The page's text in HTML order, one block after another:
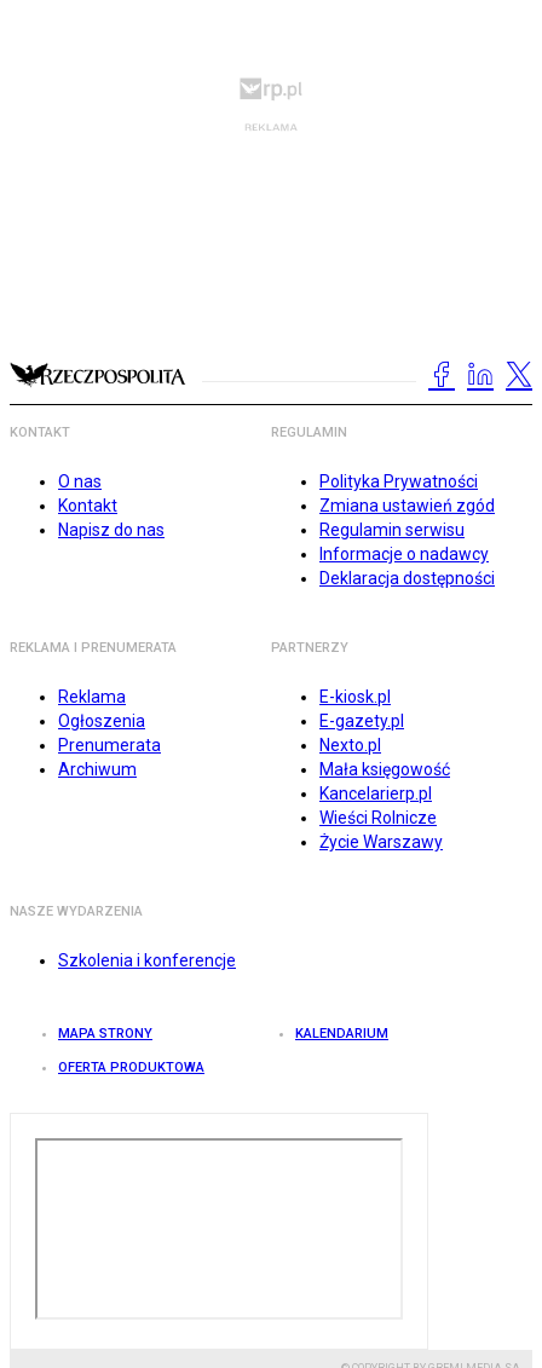
KONTAKT
O nas
Kontakt
Napisz do nas
REGULAMIN
Polityka Prywatności
Zmiana ustawień zgód
Regulamin serwisu
Informacje o nadawcy
Deklaracja dostępności
REKLAMA I PRENUMERATA
Reklama
Ogłoszenia
Prenumerata
Archiwum
PARTNERZY
E-kiosk.pl
E-gazety.pl
Nexto.pl
Mała księgowość
Kancelarierp.pl
Wieści Rolnicze
Życie Warszawy
NASZE WYDARZENIA
Szkolenia i konferencje
MAPA STRONY KALENDARIUM
OFERTA PRODUKTOWA